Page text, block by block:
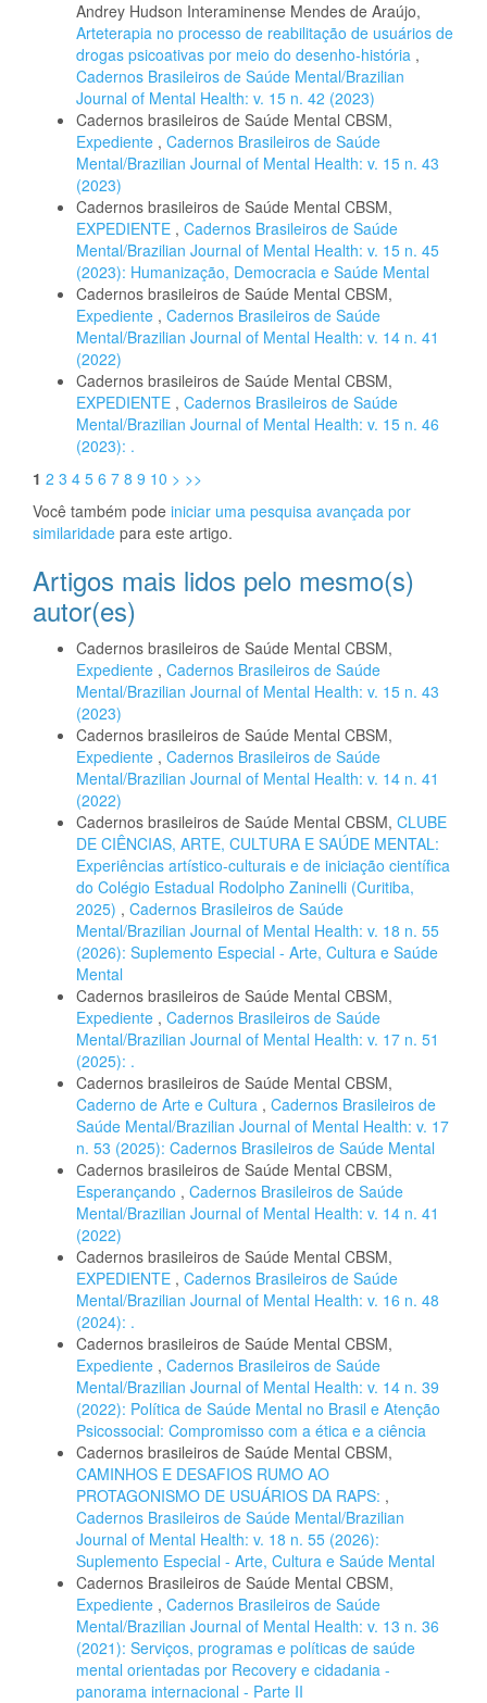
Andrey Hudson Interaminense Mendes de Araújo,
Arteterapia no processo de reabilitação de usuários de
drogas psicoativas por meio do desenho-história ,
Cadernos Brasileiros de Saúde Mental/Brazilian
Journal of Mental Health: v. 15 n. 42 (2023)
Cadernos brasileiros de Saúde Mental CBSM,
Expediente , Cadernos Brasileiros de Saúde
Mental/Brazilian Journal of Mental Health: v. 15 n. 43
(2023)
Cadernos brasileiros de Saúde Mental CBSM,
EXPEDIENTE , Cadernos Brasileiros de Saúde
Mental/Brazilian Journal of Mental Health: v. 15 n. 45
(2023): Humanização, Democracia e Saúde Mental
Cadernos brasileiros de Saúde Mental CBSM,
Expediente , Cadernos Brasileiros de Saúde
Mental/Brazilian Journal of Mental Health: v. 14 n. 41
(2022)
Cadernos brasileiros de Saúde Mental CBSM,
EXPEDIENTE , Cadernos Brasileiros de Saúde
Mental/Brazilian Journal of Mental Health: v. 15 n. 46
(2023): .
1 2 3 4 5 6 7 8 9 10 > >>
Você também pode iniciar uma pesquisa avançada por
similaridade para este artigo.
Artigos mais lidos pelo mesmo(s)
autor(es)
Cadernos brasileiros de Saúde Mental CBSM,
Expediente , Cadernos Brasileiros de Saúde
Mental/Brazilian Journal of Mental Health: v. 15 n. 43
(2023)
Cadernos brasileiros de Saúde Mental CBSM,
Expediente , Cadernos Brasileiros de Saúde
Mental/Brazilian Journal of Mental Health: v. 14 n. 41
(2022)
Cadernos brasileiros de Saúde Mental CBSM, CLUBE
DE CIÊNCIAS, ARTE, CULTURA E SAÚDE MENTAL:
Experiências artístico-culturais e de iniciação científica
do Colégio Estadual Rodolpho Zaninelli (Curitiba,
2025) , Cadernos Brasileiros de Saúde
Mental/Brazilian Journal of Mental Health: v. 18 n. 55
(2026): Suplemento Especial - Arte, Cultura e Saúde
Mental
Cadernos brasileiros de Saúde Mental CBSM,
Expediente , Cadernos Brasileiros de Saúde
Mental/Brazilian Journal of Mental Health: v. 17 n. 51
(2025): .
Cadernos brasileiros de Saúde Mental CBSM,
Caderno de Arte e Cultura , Cadernos Brasileiros de
Saúde Mental/Brazilian Journal of Mental Health: v. 17
n. 53 (2025): Cadernos Brasileiros de Saúde Mental
Cadernos brasileiros de Saúde Mental CBSM,
Esperançando , Cadernos Brasileiros de Saúde
Mental/Brazilian Journal of Mental Health: v. 14 n. 41
(2022)
Cadernos brasileiros de Saúde Mental CBSM,
EXPEDIENTE , Cadernos Brasileiros de Saúde
Mental/Brazilian Journal of Mental Health: v. 16 n. 48
(2024): .
Cadernos brasileiros de Saúde Mental CBSM,
Expediente , Cadernos Brasileiros de Saúde
Mental/Brazilian Journal of Mental Health: v. 14 n. 39
(2022): Política de Saúde Mental no Brasil e Atenção
Psicossocial: Compromisso com a ética e a ciência
Cadernos brasileiros de Saúde Mental CBSM,
CAMINHOS E DESAFIOS RUMO AO
PROTAGONISMO DE USUÁRIOS DA RAPS: ,
Cadernos Brasileiros de Saúde Mental/Brazilian
Journal of Mental Health: v. 18 n. 55 (2026):
Suplemento Especial - Arte, Cultura e Saúde Mental
Cadernos Brasileiros de Saúde Mental CBSM,
Expediente , Cadernos Brasileiros de Saúde
Mental/Brazilian Journal of Mental Health: v. 13 n. 36
(2021): Serviços, programas e políticas de saúde
mental orientadas por Recovery e cidadania -
panorama internacional - Parte II